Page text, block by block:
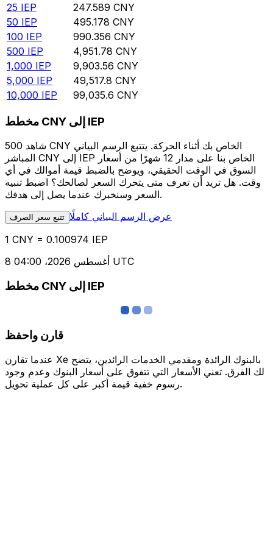
25 IEP 247.589 CNY
50 IEP 495.178 CNY
100 IEP 990.356 CNY
500 IEP 4,951.78 CNY
1,000 IEP 9,903.56 CNY
5,000 IEP 49,517.8 CNY
10,000 IEP 99,035.6 CNY
مخطط CNY إلى IEP
شاهد 500 CNY الخاص بك أثناء الحركة. يتتبع الرسم البياني
المباشر CNY إلى IEP الخاص بنا على مدار 12 شهرًا من أسعار
السوق في الوقت الحقيقي، ويوضح بالضبط قيمة أموالك في أي
وقت. هل تريد أن تعرف متى يتحرك السعر لصالحك؟ اضبط تنبيه
السعر وسنخبرك عندما يصل إلى هدفك.
تتبع سعر الصرف عرض الرسم البياني كاملًا
1 CNY = 0.100974 IEP
8 أغسطس 2026، 04:00 UTC
مخطط CNY إلى IEP
قارن واحفظ
عندما تقارن Xe بالبنوك الرائدة ومقدمي الخدمات الرائدين، يتضح
لك الفرق. تعني الأسعار التي تتفوق على أسعار البنوك وعدم وجود
رسوم خفية قيمة أكبر على كل عملية تحويل.